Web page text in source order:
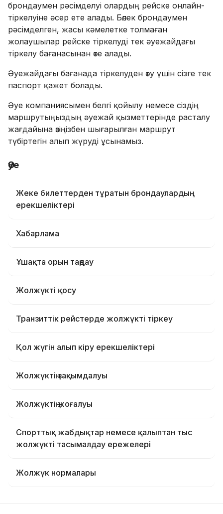
брондаумен рәсімделуі олардың рейске онлайн-
тіркелуіне әсер ете алады. Бөлек брондаумен
рәсімделген, жасы кәмелетке толмаған
жолаушылар рейске тіркелуді тек әуежайдағы
тіркелу бағанасынан өте алады.
Әуежайдағы бағанада тіркелуден өту үшін сізге тек
паспорт қажет болады.
Әуе компаниясымен белгі қойылу немесе сіздің
маршрутыңыздың әуежай қызметтерінде расталу
жағдайына өзіңізбен шығарылған маршрут
түбіртегін алып жүруді ұсынамыз.
Әуе
Жеке билеттерден тұратын брондаулардың
ерекшеліктері
Хабарлама
Ұшақта орын таңдау
Жолжүкті қосу
Транзиттік рейстерде жолжүкті тіркеу
Қол жүгін алып кіру ерекшеліктері
Жолжүктің зақымдалуы
Жолжүктің жоғалуы
Спорттық жабдықтар немесе қалыптан тыс
жолжүкті тасымалдау ережелері
Жолжүк нормалары